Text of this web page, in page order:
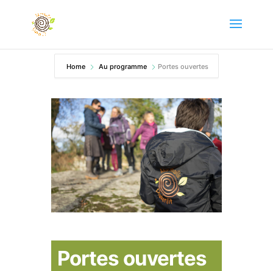
Home Au programme Portes ouvertes
Portes ouvertes